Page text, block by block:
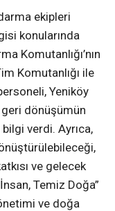
ekipleri
konularında
Komutanlığı’nın
Komutanlığı ile
Yeniköy
dönüşümün
bilgi verdi. Ayrıca,
ve gelecek
Temiz Doğa”
ve doğa